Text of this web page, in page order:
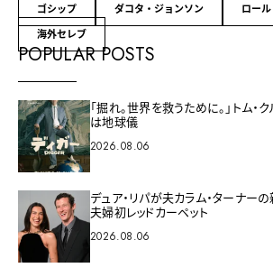
ゴシップ ダコタ・ジョンソン
ロー
海外セレブ
POPULAR POSTS
「掘れ。世界を救うために。」トム
は地球儀
2026.08.06
デュア・リパが夫カラム・ターナー
夫婦初レッドカーペット
2026.08.06